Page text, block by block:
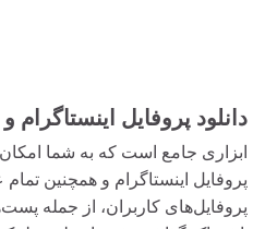
دانلود پروفایل
پروفایل اینستاگرام و همچنین
پروفایل‌های کاربران، از جمله